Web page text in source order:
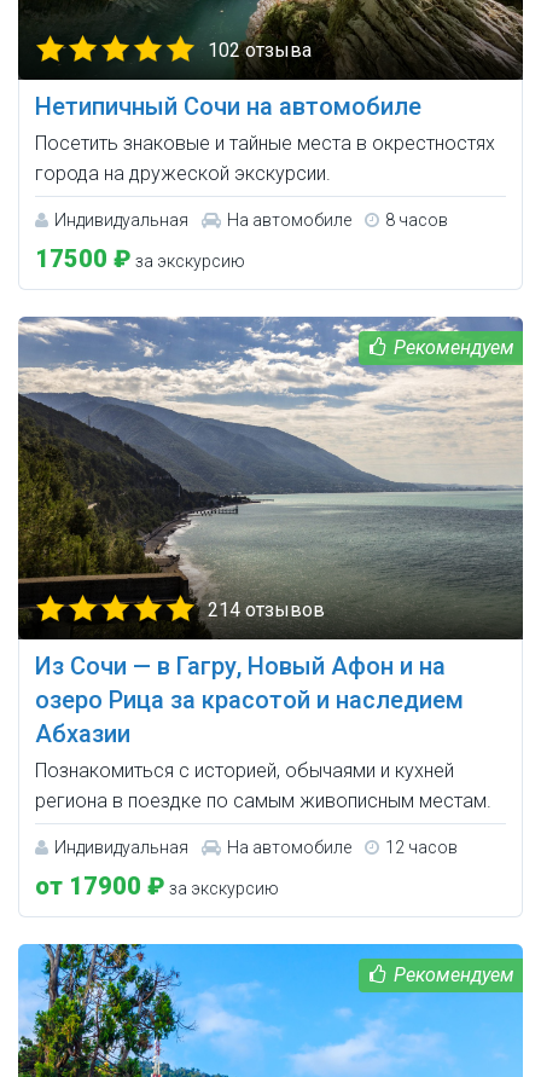
102 отзыва
Нетипичный Сочи на автомобиле
Посетить знаковые и тайные места в окрестностях
города на дружеской экскурсии.
Индивидуальная На автомобиле 8 часов
17500 ₽ за экскурсию
214 отзывов
Из Сочи — в Гагру, Новый Афон и на
озеро Рица за красотой и наследием
Абхазии
Познакомиться с историей, обычаями и кухней
региона в поездке по самым живописным местам.
Индивидуальная На автомобиле 12 часов
от 17900 ₽ за экскурсию